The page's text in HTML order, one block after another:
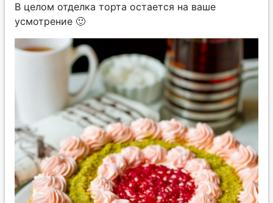
В целом отделка торта остается на ваше
усмотрение 🙂